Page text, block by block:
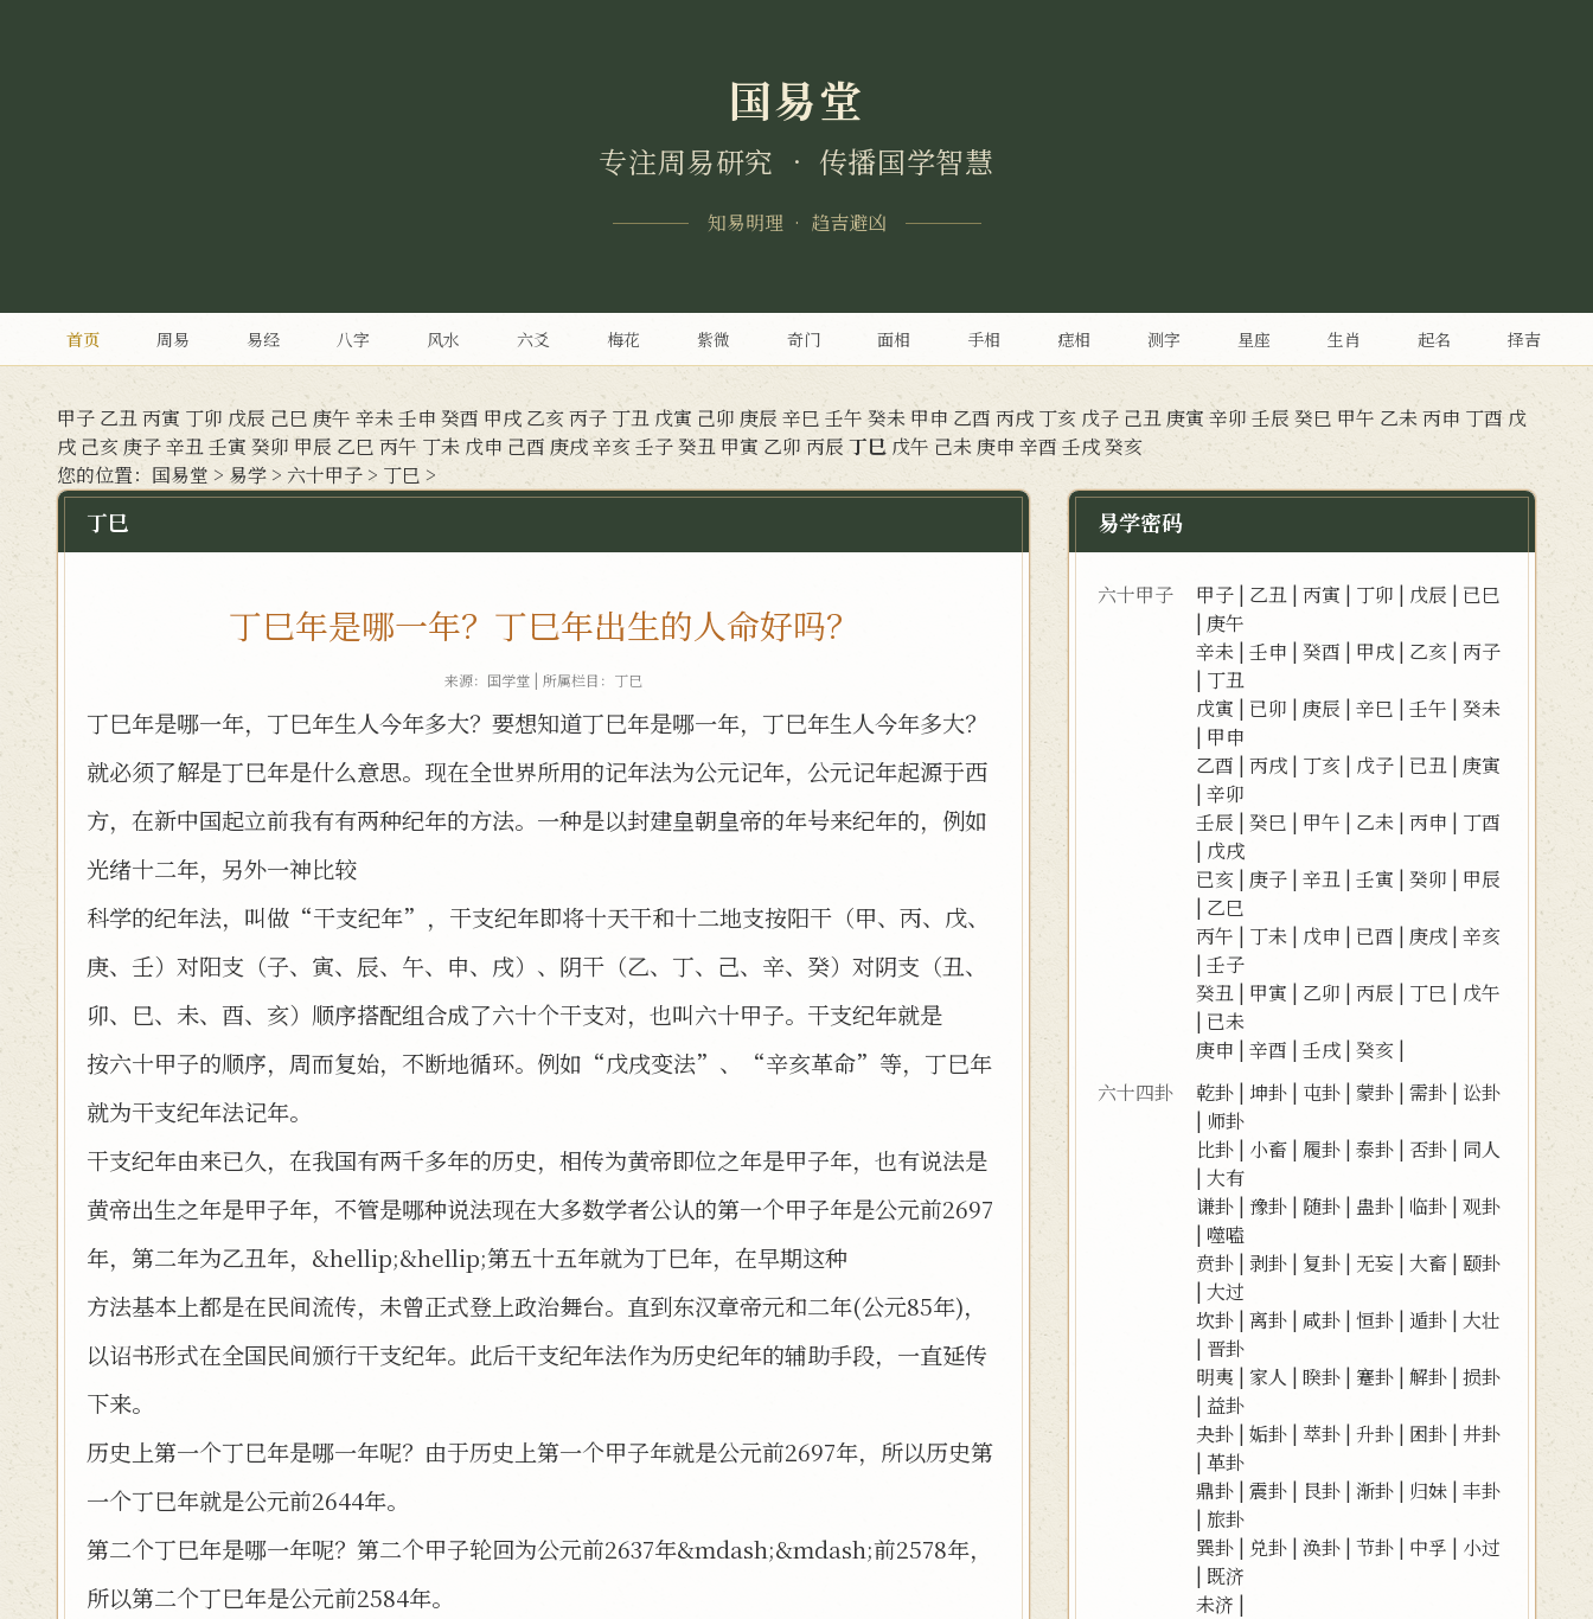
国易堂
专注周易研究 • 传播国学智慧
知易明理 • 趋吉避凶
首页 周易 易经 八字 风水 六爻 梅花 紫微 奇门 面相 手相 痣相 测字 星座 生肖 起名 择吉
甲子 乙丑丙寅 丁卯 戊辰 己巳 庚午 辛未壬申 癸酉 甲戌 乙亥丙子 丁丑 戊寅 己卯 庚辰 辛巳 壬午 癸未甲申 乙酉 丙戌 丁亥 戊子 己丑 庚寅 辛卯 壬辰 癸巳 甲午 乙未丙申 丁酉 戊
戌 己亥 庚子辛丑壬寅 癸卯 甲辰 乙巳 丙午 丁未 戊申 己酉 庚戌辛亥壬子癸丑 甲寅 乙卯 丙辰 丁巳 戊午 己未 庚申 辛酉 壬戌癸亥
您的位置： 国易堂 > 易学 > 六十甲子 > 丁巳 >
丁巳
丁巳年是哪一年？丁巳年出生的人命好吗？
来源：国学堂 | 所属栏目： 丁巳
丁巳年是哪一年，丁巳年生人今年多大？要想知道丁巳年是哪一年，丁巳年生人今年多大？
就必须了解是丁巳年是什么意思。现在全世界所用的记年法为公元记年，公元记年起源于西
方，在新中国起立前我有有两种纪年的方法。一种是以封建皇朝皇帝的年号来纪年的，例如
光绪十二年，另外一神比较
科学的纪年法，叫做“干支纪年”，干支纪年即将十天干和十二地支按阳干（甲、丙、戊、
庚、壬）对阳支（子、寅、辰、午、申、戌）、阴干（乙、丁、己、辛、癸）对阴支（丑、
卯、巳、未、酉、亥）顺序搭配组合成了六十个干支对，也叫六十甲子。干支纪年就是
按六十甲子的顺序，周而复始，不断地循环。例如“戊戌变法”、“辛亥革命”等，丁巳年
就为干支纪年法记年。
干支纪年由来已久，在我国有两千多年的历史，相传为黄帝即位之年是甲子年，也有说法是
黄帝出生之年是甲子年，不管是哪种说法现在大多数学者公认的第一个甲子年是公元前2697
年，第二年为乙丑年，&hellip;&hellip;第五十五年就为丁巳年，在早期这种
方法基本上都是在民间流传，未曾正式登上政治舞台。直到东汉章帝元和二年(公元85年)，
以诏书形式在全国民间颁行干支纪年。此后干支纪年法作为历史纪年的辅助手段，一直延传
下来。
历史上第一个丁巳年是哪一年呢？由于历史上第一个甲子年就是公元前2697年，所以历史第
一个丁巳年就是公元前2644年。
第二个丁巳年是哪一年呢？第二个甲子轮回为公元前2637年&mdash;&mdash;前2578年，
所以第二个丁巳年是公元前2584年。
易学密码
六十甲子 甲子 | 乙丑 |丙寅 | 丁卯 | 戊辰 | 已巳
| 庚午
辛未 |壬申 |癸酉 | 甲戌 | 乙亥 |丙子
| 丁丑
戊寅 | 已卯 | 庚辰 |辛巳 |壬午 |癸未
| 甲申
乙酉 |丙戌 | 丁亥 | 戊子 | 已丑 | 庚寅
|辛卯
壬辰 |癸巳 | 甲午 | 乙未 |丙申 | 丁酉
| 戊戌
已亥 | 庚子 |辛丑 |壬寅 |癸卯 | 甲辰
| 乙巳
丙午 | 丁未 | 戊申 | 已酉 | 庚戌 |辛亥
|壬子
癸丑 | 甲寅 | 乙卯 |丙辰 | 丁巳 | 戊午
| 已未
庚申 |辛酉 |壬戌 |癸亥 |
六十四卦
乾卦 | 坤卦 | 屯卦 |蒙卦 |需卦 | 讼卦
| 师卦
比卦 | 小畜 | 履卦 |泰卦 | 否卦 | 同人
|大有
谦卦 |豫卦 | 随卦 | 蛊卦 | 临卦 |观卦
| 噬嗑
贲卦 | 剥卦 | 复卦 | 无妄 |大畜 | 颐卦
|大过
坎卦 |离卦 | 咸卦 |恒卦 |遁卦 |大壮
| 晋卦
明夷 |家人 |睽卦 | 蹇卦 |解卦 |损卦
| 益卦
夬卦 |姤卦 | 萃卦 |升卦 | 困卦 |井卦
|革卦
鼎卦 |震卦 | 艮卦 |渐卦 | 归妹 |丰卦
| 旅卦
巽卦 | 兑卦 |涣卦 |节卦 | 中孚 | 小过
| 既济
未济 |